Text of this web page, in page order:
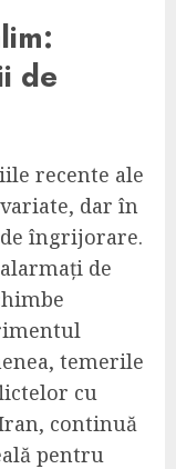
de
recente ale
dar în
îngrijorare.
de
temerile
cu
continuă
pentru